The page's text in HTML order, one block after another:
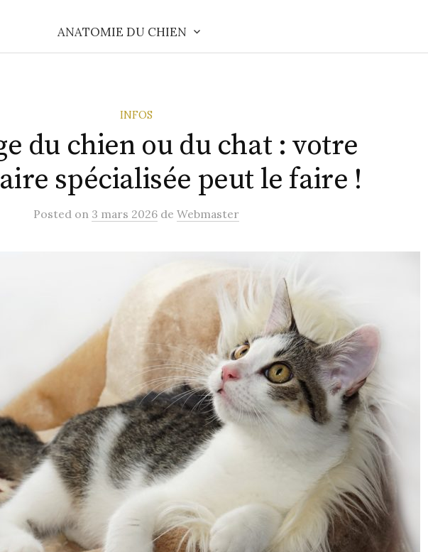
ANATOMIE DU CHIEN
INFOS
du chien ou du chat : votre
spécialisée peut le faire !
Posted on 3 mars 2026 de Webmaster